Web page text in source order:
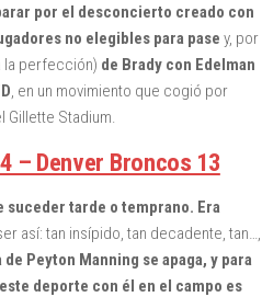
por el desconcierto creado con
no elegibles para pase y, por
la perfección) de Brady con Edelman
, en un movimiento que cogió por
Gillette Stadium.
– Denver Broncos 13
suceder tarde o temprano. Era
así: tan insípido, tan decadente, tan…,
Peyton Manning se apaga, y para
deporte con él en el campo es